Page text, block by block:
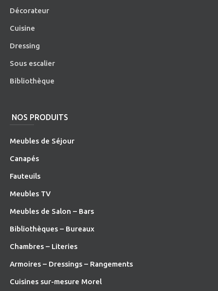
Décorateur
Cuisine
Dressing
Sous escalier
Bibliothèque
NOS PRODUITS
Meubles de Séjour
Canapés
Fauteuils
Meubles TV
Meubles de Salon – Bars
Bibliothèques – Bureaux
Chambres – Literies
Armoires – Dressings – Rangements
Cuisines sur-mesure Morel